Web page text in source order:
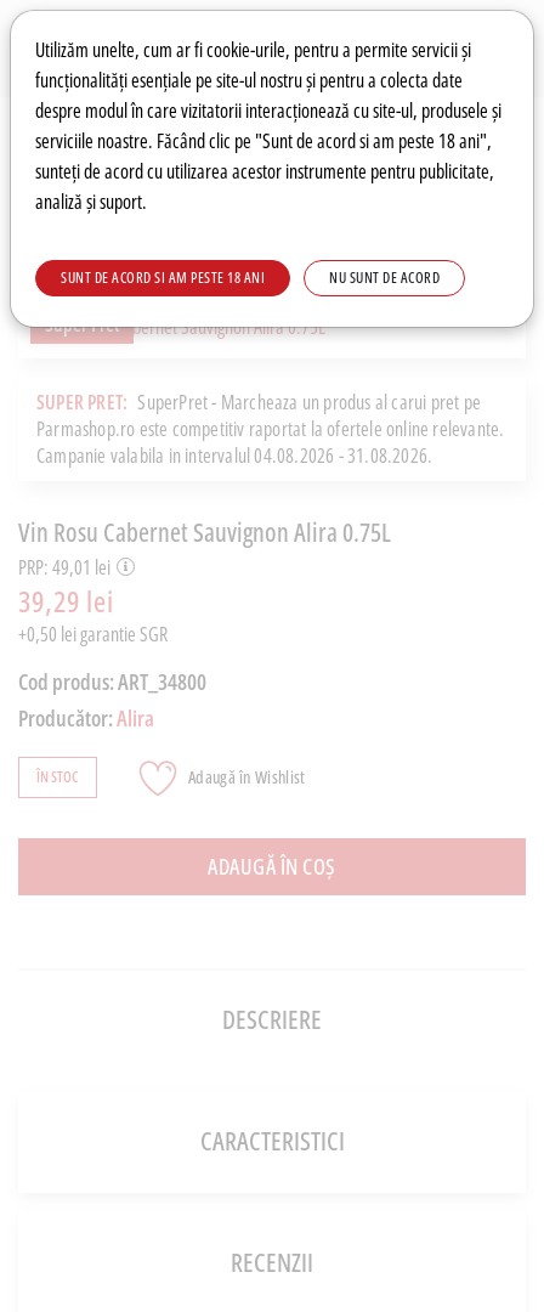
Preferințe pentru cookie-uri
Utilizăm unelte, cum ar fi cookie-urile, pentru a permite servicii și
funcționalități esențiale pe site-ul nostru și pentru a colecta date
despre modul în care vizitatorii interacționează cu site-ul, produsele și
serviciile noastre. Făcând clic pe "Sunt de acord si am peste 18 ani",
sunteți de acord cu utilizarea acestor instrumente pentru publicitate,
analiză și suport.
SUNT DE ACORD SI AM PESTE 18 ANI NU SUNT DE ACORD
Wishlist Autentificare
Super Pret
SUPER PRET: SuperPret - Marcheaza un produs al carui pret pe
Parmashop.ro este competitiv raportat la ofertele online relevante.
Campanie valabila in intervalul 04.08.2026 - 31.08.2026.
Vin Rosu Cabernet Sauvignon Alira 0.75L
PRP: 49,01 lei
39,29 lei
+0,50 lei garantie SGR
Cod produs:ART_34800
Producător:Alira
ÎN STOC Adaugă în Wishlist
ADAUGĂ ÎN COȘ
DESCRIERE
CARACTERISTICI
RECENZII